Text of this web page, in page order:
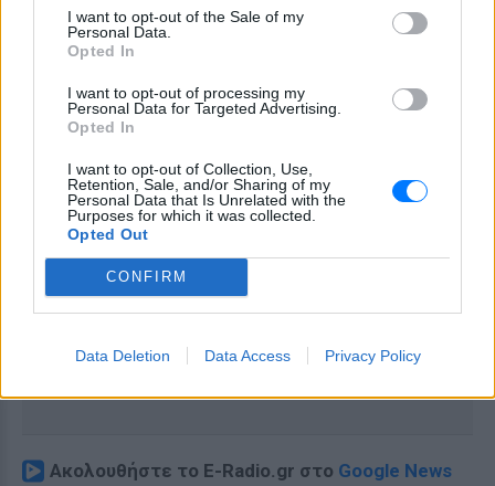
I want to opt-out of the Sale of my
Personal Data.
Opted In
I want to opt-out of processing my
Personal Data for Targeted Advertising.
Opted In
I want to opt-out of Collection, Use,
Retention, Sale, and/or Sharing of my
Personal Data that Is Unrelated with the
Purposes for which it was collected.
Opted Out
CONFIRM
Data Deletion Data Access Privacy Policy
Ακολουθήστε το E-Radio.gr στο Google News